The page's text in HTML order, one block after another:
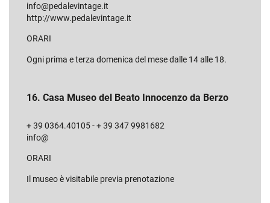
info@pedalevintage.it
http://www.pedalevintage.it
ORARI
Ogni prima e terza domenica del mese dalle 14 alle 18.
16. Casa Museo del Beato Innocenzo da Berzo
+ 39 0364.40105 - + 39 347 9981682
info@
ORARI
Il museo è visitabile previa prenotazione